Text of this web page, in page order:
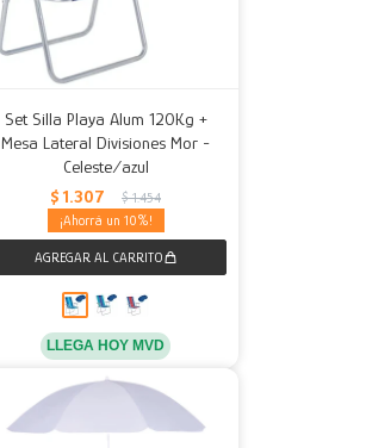
Set Silla Playa Alum 120Kg +
Mesa Lateral Divisiones Mor -
Celeste/azul
$ 1.307 $ 1.454
10
LLEGA HOY MVD